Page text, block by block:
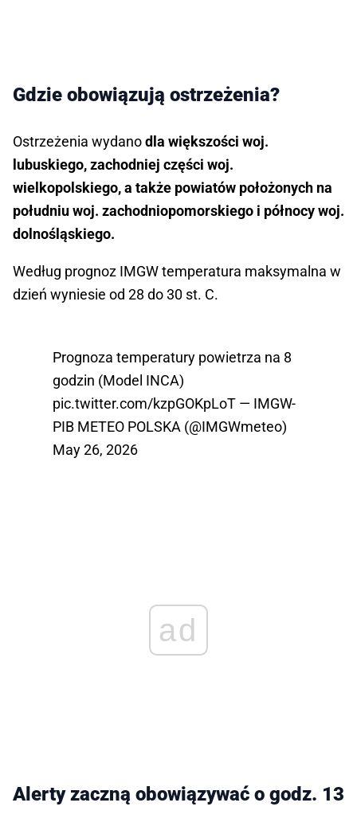
Gdzie obowiązują ostrzeżenia?
Ostrzeżenia wydanodla większości woj.
lubuskiego, zachodniej części woj.
wielkopolskiego, a także powiatów położonych na
południu woj. zachodniopomorskiego i północy woj.
dolnośląskiego.
Według prognoz IMGW temperatura maksymalna w
dzień wyniesie od 28 do 30 st. C.
Prognoza temperatury powietrza na 8
godzin (Model INCA)
pic.twitter.com/kzpGOKpLoT — IMGW-
PIB METEO POLSKA (@IMGWmeteo)
May 26, 2026
ad
Alerty zaczną obowiązywać o godz. 13